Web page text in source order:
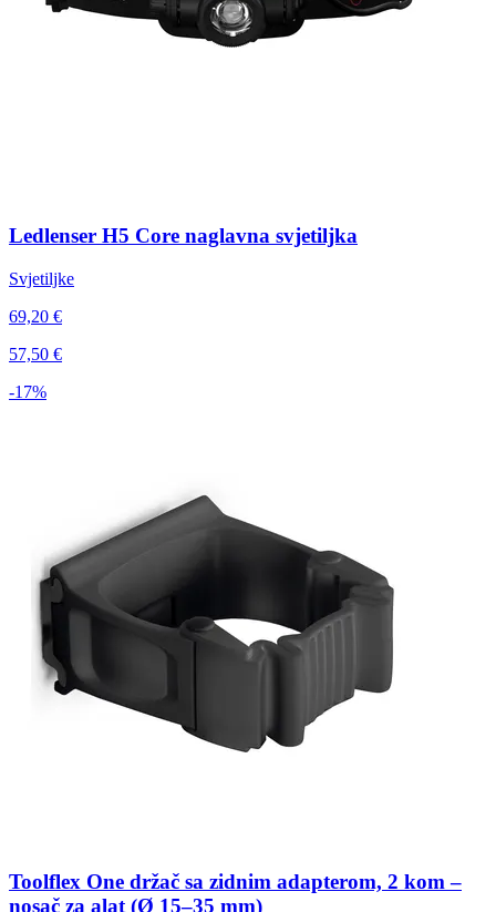
Ledlenser H5 Core naglavna svjetiljka
Svjetiljke
69,20 €
57,50 €
-17%
Toolflex One držač sa zidnim adapterom, 2 kom –
nosač za alat (Ø 15–35 mm)